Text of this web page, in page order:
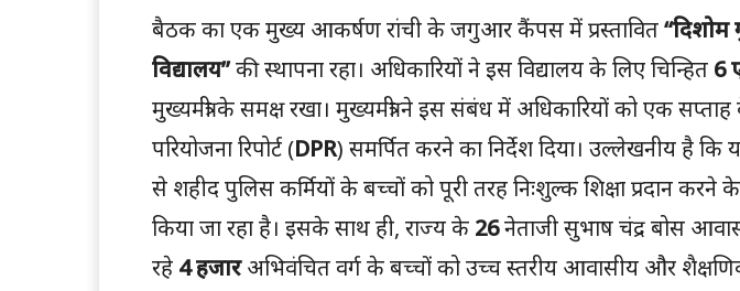
बैठक का एक मुख्य आकर्षण रांची के जगुआर कैंपस में प्रस्तावित“दिशोम
विद्यालय”की स्थापना रहा। अधिकारियों ने इस विद्यालय के लिए चिन्हित 6
मुख्यमंत्री के समक्ष रखा। मुख्यमंत्री ने इस संबंध में अधिकारियों को एक
परियोजना रिपोर्ट (DPR) समर्पित करने का निर्देश दिया। उल्लेखनीय है कि
से शहीद पुलिस कर्मियों के बच्चों को पूरी तरह निःशुल्क शिक्षा प्रदान करने
किया जा रहा है। इसके साथ ही, राज्य के 26नेताजी सुभाष चंद्र बोस
रहे 4 हजारअभिवंचित वर्ग के बच्चों को उच्च स्तरीय आवासीय और